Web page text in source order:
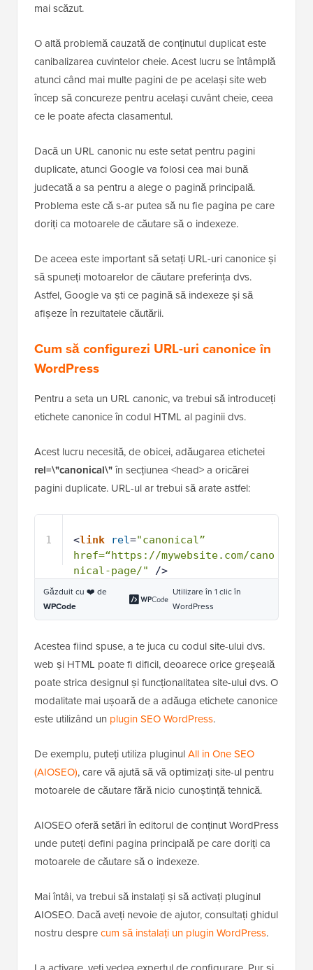
mai scăzut.
O altă problemă cauzată de conținutul duplicat este
canibalizarea cuvintelor cheie. Acest lucru se întâmplă
atunci când mai multe pagini de pe același site web
încep să concureze pentru același cuvânt cheie, ceea
ce le poate afecta clasamentul.
Dacă un URL canonic nu este setat pentru pagini
duplicate, atunci Google va folosi cea mai bună
judecată a sa pentru a alege o pagină principală.
Problema este că s-ar putea să nu fie pagina pe care
doriți ca motoarele de căutare să o indexeze.
De aceea este important să setați URL-uri canonice și
să spuneți motoarelor de căutare preferința dvs.
Astfel, Google va ști ce pagină să indexeze și să
afișeze în rezultatele căutării.
Cum să configurezi URL-uri canonice în
WordPress
Pentru a seta un URL canonic, va trebui să introduceți
etichete canonice în codul HTML al paginii dvs.
Acest lucru necesită, de obicei, adăugarea etichetei
rel=\"canonical\"în secțiunea <head> a oricărei
pagini duplicate. URL-ul ar trebui să arate astfel:
1 <link rel="canonical”
href=“https://mywebsite.com/cano
nical-page/"
/>
Găzduit cu ❤️ de
WPCode
Utilizare în 1 clic în
WordPress
Acestea fiind spuse, a te juca cu codul site-ului dvs.
web și HTML poate fi dificil, deoarece orice greșeală
poate strica designul și funcționalitatea site-ului dvs. O
modalitate mai ușoară de a adăuga etichete canonice
De exemplu, puteți utiliza pluginulAll in One SEO
(AIOSEO), care vă ajută să vă optimizați site-ul pentru
AIOSEO oferă setări în editorul de conținut WordPress
unde puteți defini pagina principală pe care doriți ca
Mai întâi, va trebui să instalați și să activați pluginul
AIOSEO. Dacă aveți nevoie de ajutor, consultați ghidul